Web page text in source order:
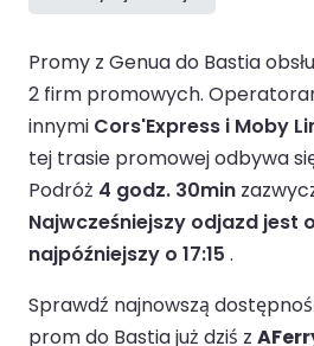
Promy z Genua do Bastia
2 firm promowych.
innymi Cors'Express i Moby
tej trasie promowej odbywa
Podróż 4 godz. 30min
Najwcześniejszy odjazd jest
najpóźniejszy o 17:15 .
Sprawdź najnowszą
prom do Bastia już dziś z